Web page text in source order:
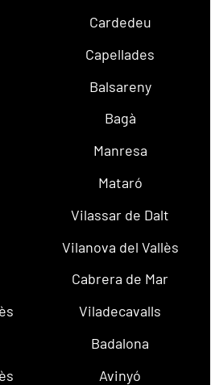
Cardedeu
Capellades
Balsareny
Bagà
Manresa
Mataró
Vilassar de Dalt
Vilanova del Vallès
Cabrera de Mar
Viladecavalls
Badalona
Avinyó